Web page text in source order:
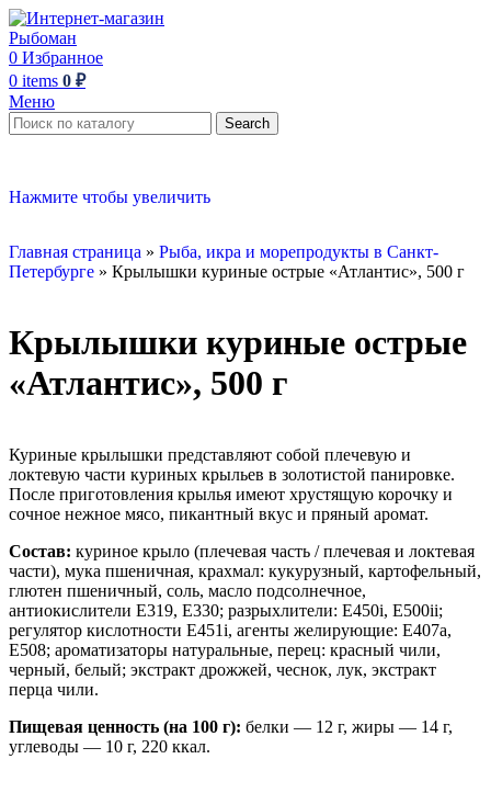
0 Избранное
0 items 0 ₽
Меню
Search
Нажмите чтобы увеличить
Главная страница » Рыба, икра и морепродукты в Санкт-
Петербурге » Крылышки куриные острые «Атлантис», 500 г
Крылышки куриные острые
«Атлантис», 500 г
Куриные крылышки представляют собой плечевую и
локтевую части куриных крыльев в золотистой панировке.
После приготовления крылья имеют хрустящую корочку и
сочное нежное мясо, пикантный вкус и пряный аромат.
Состав: куриное крыло (плечевая часть / плечевая и локтевая
части), мука пшеничная, крахмал: кукурузный, картофельный,
глютен пшеничный, соль, масло подсолнечное,
антиокислители Е319, Е330; разрыхлители: Е450i, E500ii;
регулятор кислотности Е451i, агенты желирующие: Е407а,
Е508; ароматизаторы натуральные, перец: красный чили,
черный, белый; экстракт дрожжей, чеснок, лук, экстракт
перца чили.
Пищевая ценность (на 100 г): белки — 12 г, жиры — 14 г,
углеводы — 10 г, 220 ккал.